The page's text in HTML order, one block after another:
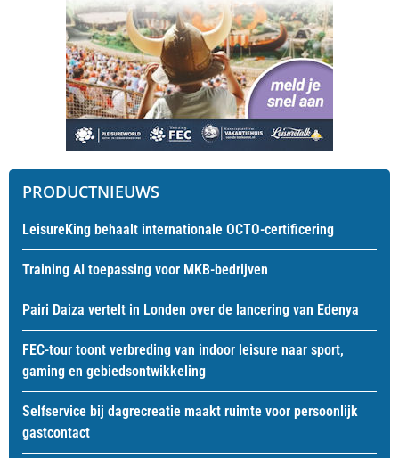
PRODUCTNIEUWS
LeisureKing behaalt internationale OCTO-certificering
Training AI toepassing voor MKB-bedrijven
Pairi Daiza vertelt in Londen over de lancering van Edenya
FEC-tour toont verbreding van indoor leisure naar sport,
gaming en gebiedsontwikkeling
Selfservice bij dagrecreatie maakt ruimte voor persoonlijk
gastcontact